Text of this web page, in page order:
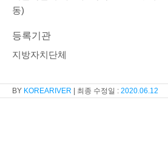
동)
등록기관
지방자치단체
KOREARIVER 2020.06.12